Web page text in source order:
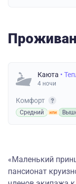
Каюта •
4 ночи
Комфорт
Средний
«Маленький
пансионат